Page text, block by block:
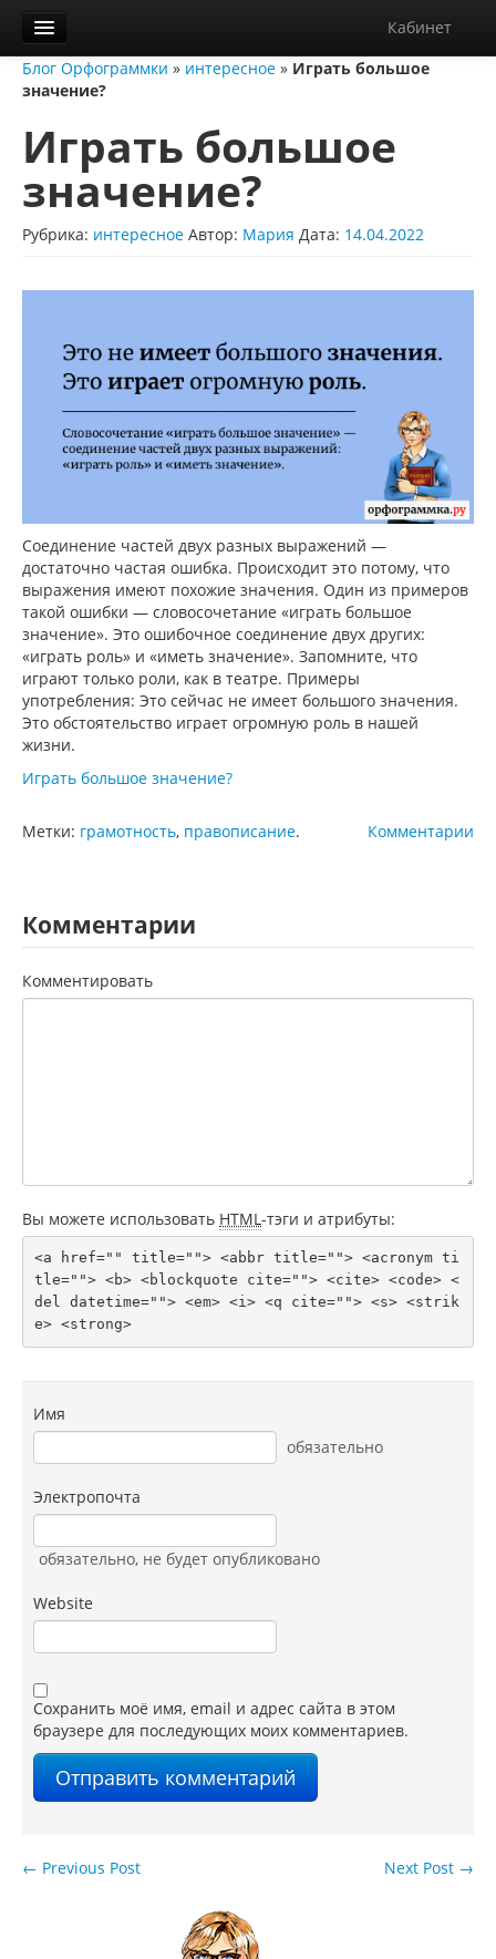
Кабинет
Орфограммка
Блог
О нас
Контакты
Справка
Блог Орфограммки » интересное » Играть большое
значение?
Играть большое
значение?
Рубрика: интересное Автор: Мария Дата: 14.04.2022
Соединение частей двух разных выражений —
достаточно частая ошибка. Происходит это потому, что
выражения имеют похожие значения. Один из примеров
такой ошибки — словосочетание «играть большое
значение». Это ошибочное соединение двух других:
«играть роль» и «иметь значение». Запомните, что
играют только роли, как в театре. Примеры
употребления: Это сейчас не имеет большого значения.
Это обстоятельство играет огромную роль в нашей
жизни.
Играть большое значение?
Комментарии
Метки: грамотность, правописание.
Комментарии
Комментировать
Вы можете использовать HTML -тэги и атрибуты:
<a href="" title=""> <abbr title=""> <acronym ti
tle=""> <b> <blockquote cite=""> <cite> <code> <
del datetime=""> <em> <i> <q cite=""> <s> <strik
e> <strong>
Имя
обязательно
Электропочта
обязательно, не будет опубликовано
Website
Сохранить моё имя, email и адрес сайта в этом
браузере для последующих моих комментариев.
Next Post →
← Previous Post